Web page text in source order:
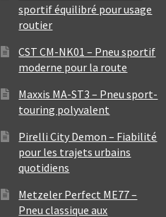
sportif équilibré pour usage
routier
CST CM-NK01 – Pneu sportif
moderne pour la route
Maxxis MA-ST3 – Pneu sport-
touring polyvalent
Pirelli City Demon – Fiabilité
pour les trajets urbains
quotidiens
Metzeler Perfect ME77 –
Pneu classique aux